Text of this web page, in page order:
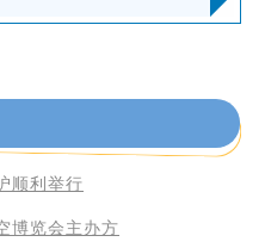
顺利举行
博览会主办方